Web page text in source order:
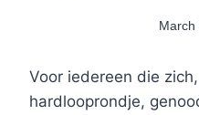
March
Voor iedereen die
hardlooprondje,